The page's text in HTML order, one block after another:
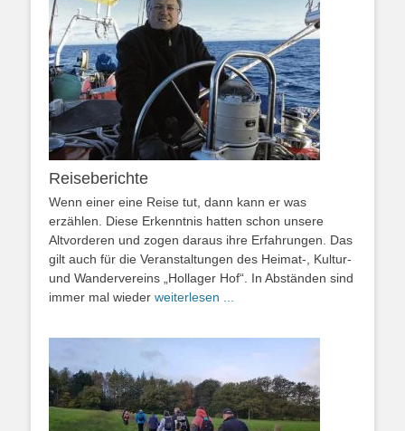
Reiseberichte
Wenn einer eine Reise tut, dann kann er was
erzählen. Diese Erkenntnis hatten schon unsere
Altvorderen und zogen daraus ihre Erfahrungen. Das
gilt auch für die Veranstaltungen des Heimat-, Kultur-
und Wandervereins „Hollager Hof“. In Abständen sind
immer mal wieder weiterlesen ...